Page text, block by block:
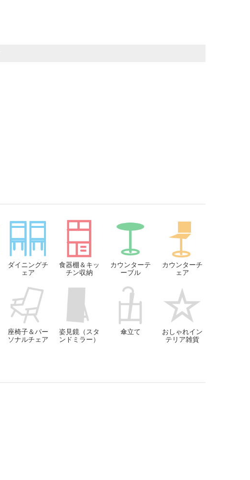
ダイニングチ
ェア
食器棚＆キッ
チン収納
カウンターテ
ーブル
カウンターチ
ェア
座椅子＆パー
ソナルチェア
姿見鏡（スタ
ンドミラー）
傘立て
おしゃれイン
テリア雑貨